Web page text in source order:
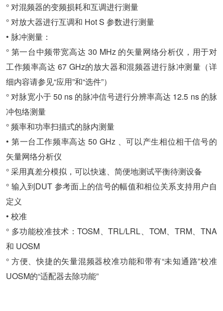
° 对混频器的变频损耗和互调进行测量
° 对放大器进行互调和 Hot S 参数进行测量
• 脉冲测量：
° 第一台中频带宽高达 30 MHz 的矢量网络分析仪，用于对
工作频率高达 67 GHz的放大器和混频器进行脉冲测量（详
细内容请参见“应用”和“选件”）
° 对脉宽小于 50 ns 的脉冲信号进行分辨率高达 12.5 ns 的脉
冲包络测量
° 频率和功率扫描式的脉内测量
• 第一台工作频率高达 50 GHz 、可以产生相位相干信号的
矢量网络分析仪
° 采用真差分模拟，可以快速、简便地测试平衡待测设备
° 输入到DUT 参考面上的信号的幅值和相位关系支持用户自
定义
• 校准
° 多功能校准技术：TOSM、TRL/LRL、TOM、TRM、TNA
和 UOSM
° 方便、快捷的矢量混频器校准功能和带有“未知通路”校准
UOSM的“适配器去除功能”